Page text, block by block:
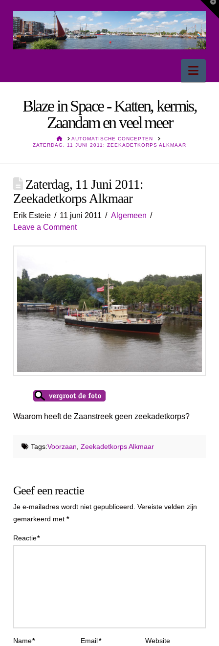
Blaze in Space - Katten, kermis,
Zaandam en veel meer
HOMEAUTOMATISCHE CONCEPTEN
ZATERDAG, 11 JUNI 2011: ZEEKADETKORPS ALKMAAR
Zaterdag, 11 Juni 2011:
Zeekadetkorps Alkmaar
Erik Esteie 11 juni 2011
Algemeen
Leave a Comment
Waarom heeft de Zaanstreek geen zeekadetkorps?
Tags:Voorzaan, Zeekadetkorps Alkmaar
Geef een reactie
Je e-mailadres wordt niet gepubliceerd. Vereiste velden zijn
gemarkeerd met *
Reactie*
Name* Email* Website